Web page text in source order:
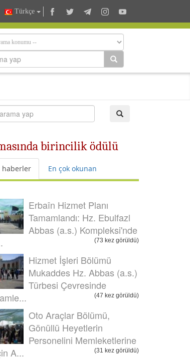
Türkçe
birincilik ödülü
haberler En çok okunan
Erbaîn Hizmet Planı
Tamamlandı: Hz. Ebulfazl
Abbas (a.s.) Kompleksi'nde
(73 kez görüldü)
Hizmet İşleri Bölümü
Mukaddes Hz. Abbas (a.s.)
Türbesi Çevresinde
(47 kez görüldü)
Oto Araçlar Bölümü,
Gönüllü Heyetlerin
Personelini Memleketlerine
A...
(31 kez görüldü)